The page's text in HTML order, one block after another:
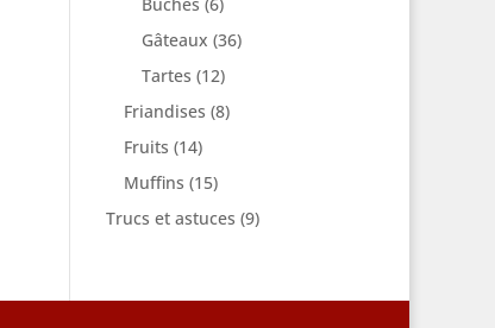
Gâteaux (36)
Tartes (12)
Friandises (8)
Fruits (14)
Muffins (15)
Trucs et astuces (9)